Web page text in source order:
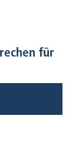
für